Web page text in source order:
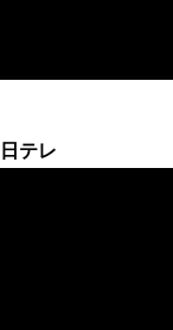
テレ